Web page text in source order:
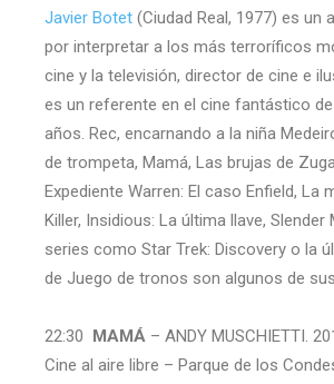
Javier Botet (Ciudad Real, 1977) es un
por interpretar a los más terroríficos
cine y la televisión, director de cine e
es un referente en el cine fantástico
años. Rec, encarnando a la niña
de trompeta, Mamá, Las brujas de
Expediente Warren: El caso Enfield, La
Killer, Insidious: La última llave, Slender
series como Star Trek: Discovery o la
de Juego de tronos son algunos de
22:30 MAMÁ – ANDY MUSCHIETTI.
Cine al aire libre – Parque de los